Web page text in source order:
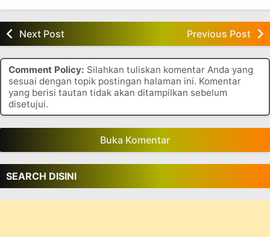
Next Post Previous Post
Comment Policy: Silahkan tuliskan komentar Anda yang
sesuai dengan topik postingan halaman ini. Komentar
yang berisi tautan tidak akan ditampilkan sebelum
disetujui.
Buka Komentar
SEARCH DISINI